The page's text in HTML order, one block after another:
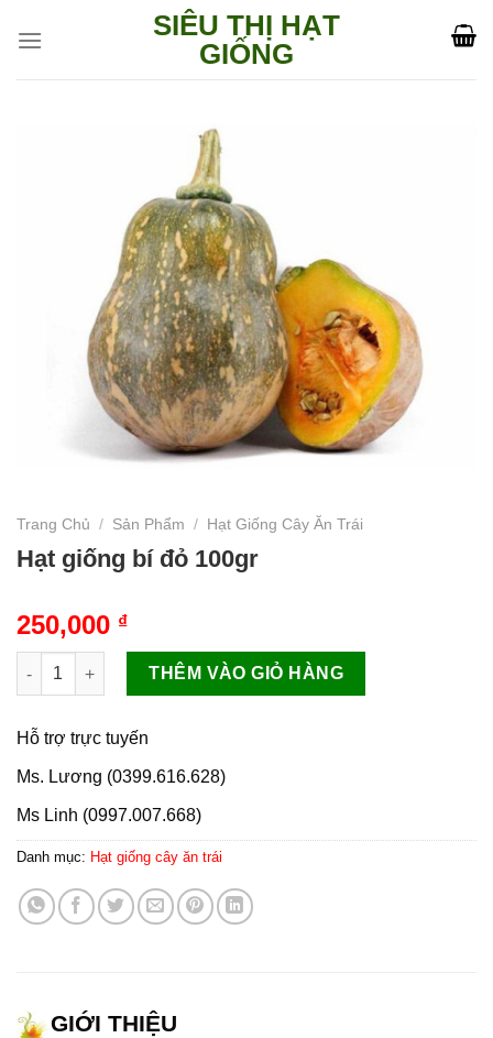
SIÊU THỊ HẠT
GIỐNG
Trang Chủ / Sản Phẩm / Hạt Giống Cây Ăn Trái
Hạt giống bí đỏ 100gr
250,000 ₫
Hạt giống bí đỏ 100gr số lượng
THÊM VÀO GIỎ HÀNG
Hỗ trợ trực tuyến
Ms. Lương (0399.616.628)
Ms Linh (0997.007.668)
Danh mục: Hạt giống cây ăn trái
GIỚI THIỆU